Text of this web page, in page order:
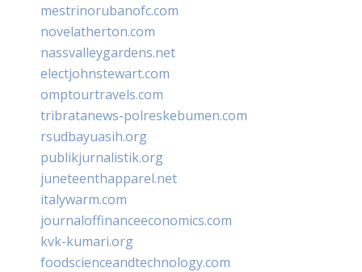
mestrinorubanofc.com
novelatherton.com
nassvalleygardens.net
electjohnstewart.com
omptourtravels.com
tribratanews-polreskebumen.com
rsudbayuasih.org
publikjurnalistik.org
juneteenthapparel.net
italywarm.com
journaloffinanceeconomics.com
kvk-kumari.org
foodscienceandtechnology.com